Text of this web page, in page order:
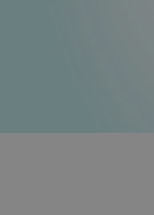
Лаб», УНП 191700409
г. Минск, улица Толбухина, 2,